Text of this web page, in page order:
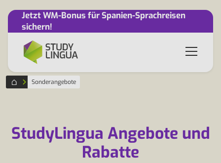
Jetzt WM-Bonus für Spanien-Sprachreisen
sichern!
Sonderangebote
StudyLingua Angebote und
Rabatte